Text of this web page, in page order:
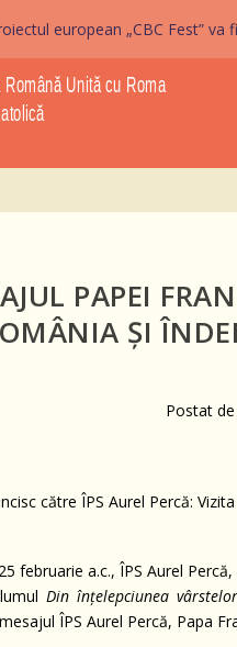
european „CBC Fest” va
PAPEI
ȘI
Postat de
februarie a.c., ÎPS Aurel
Din înțelepciunea
ÎPS Aurel Percă, Papa